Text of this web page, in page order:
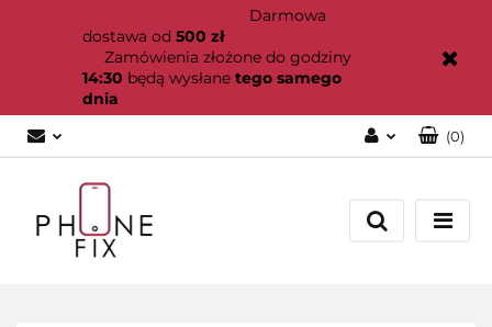
Darmowa
dostawa od 500 zł
Zamówienia złożone do godziny
14:30 będą wysłane tego samego
dnia
Załóż konto
(0)